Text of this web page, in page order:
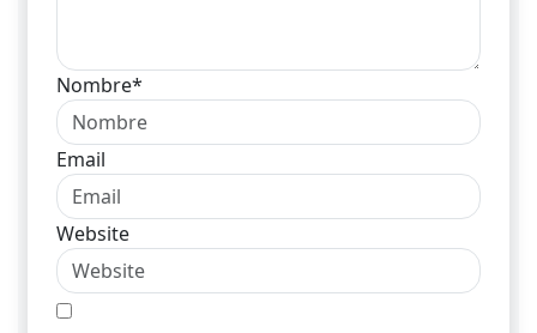
Nombre*
Email
Website